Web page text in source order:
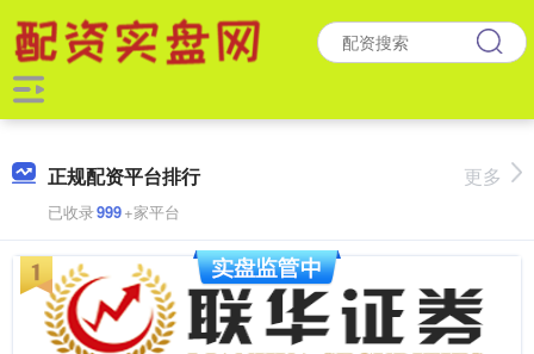
正规配资平台排行
已收录999+家平台
更多